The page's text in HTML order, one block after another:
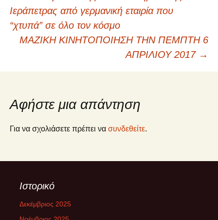
άρθρων
Ιεράπετρας από γερμανική εταιρία που
“χτυπά” σε όλο τον κόσμο
ΜΑΖΙΚΗ ΚΙΝΗΤΟΠΟΙΗΣΗ ΤΗΝ ΠΕΜΠΤΗ 6
ΑΠΡΙΛΙΟΥ 2017 →
Αφήστε μια απάντηση
Για να σχολιάσετε πρέπει να συνδεθείτε.
Ιστορικό
Δεκέμβριος 2025